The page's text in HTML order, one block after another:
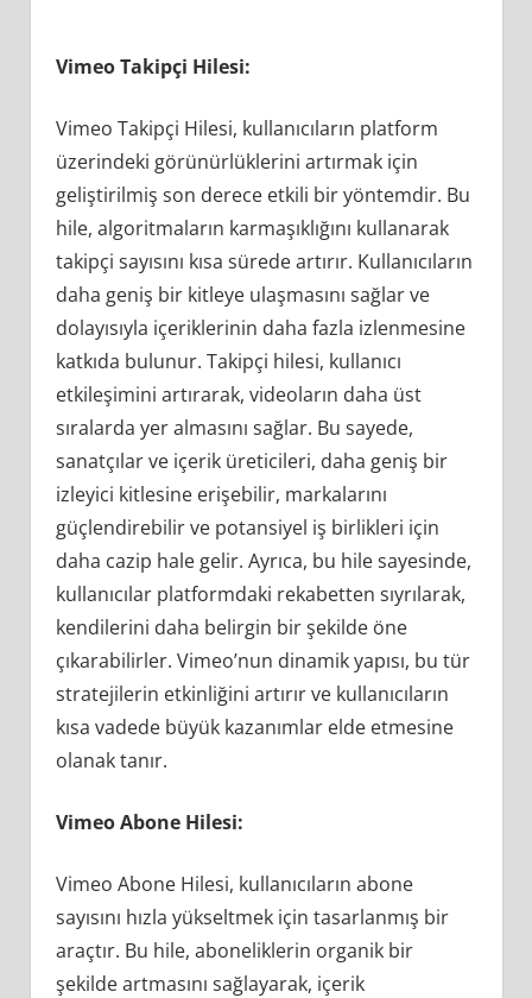
Vimeo Takipçi Hilesi:
Vimeo Takipçi Hilesi, kullanıcıların platform
üzerindeki görünürlüklerini artırmak için
geliştirilmiş son derece etkili bir yöntemdir. Bu
hile, algoritmaların karmaşıklığını kullanarak
takipçi sayısını kısa sürede artırır. Kullanıcıların
daha geniş bir kitleye ulaşmasını sağlar ve
dolayısıyla içeriklerinin daha fazla izlenmesine
katkıda bulunur. Takipçi hilesi, kullanıcı
etkileşimini artırarak, videoların daha üst
sıralarda yer almasını sağlar. Bu sayede,
sanatçılar ve içerik üreticileri, daha geniş bir
izleyici kitlesine erişebilir, markalarını
güçlendirebilir ve potansiyel iş birlikleri için
daha cazip hale gelir. Ayrıca, bu hile sayesinde,
kullanıcılar platformdaki rekabetten sıyrılarak,
kendilerini daha belirgin bir şekilde öne
çıkarabilirler. Vimeo’nun dinamik yapısı, bu tür
stratejilerin etkinliğini artırır ve kullanıcıların
kısa vadede büyük kazanımlar elde etmesine
olanak tanır.
Vimeo Abone Hilesi:
Vimeo Abone Hilesi, kullanıcıların abone
sayısını hızla yükseltmek için tasarlanmış bir
araçtır. Bu hile, aboneliklerin organik bir
şekilde artmasını sağlayarak, içerik